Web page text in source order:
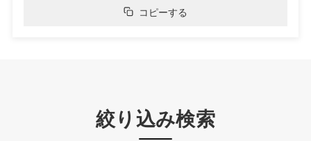
コピーする
絞り込み検索